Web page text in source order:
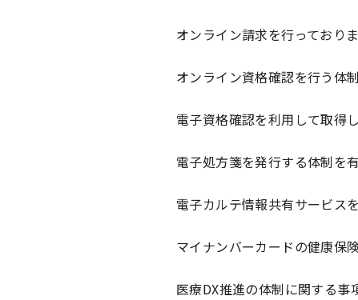
オンライン請求を行っており
オンライン資格確認を行う体
電子資格確認を利用して取得
電子処方箋を発行する体制を
電子カルテ情報共有サービス
マイナンバーカードの健康保
医療DX推進の体制に関する